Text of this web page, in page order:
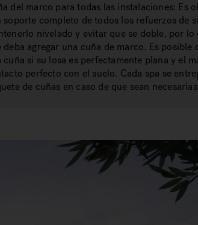
del marco para todas las instalaciones: Es
soporte completo de todos los refuerzos de
nivelado y evitar que se doble, por lo
deba agregar una cuña de marco. Es posible
cuña si su losa es perfectamente plana y el
perfecto con el suelo. Cada spa se
de cuñas en caso de que sean